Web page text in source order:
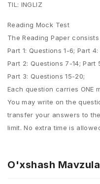
TIL: INGLIZ
Reading Mock Test
The Reading Paper consists
Part 1: Questions 1-6; Part
Part 2: Questions 7-14; Part
Part 3: Questions 15-20;
Each question carries ONE
You may write on the
transfer your answers to
limit. No extra time is
O'xshash